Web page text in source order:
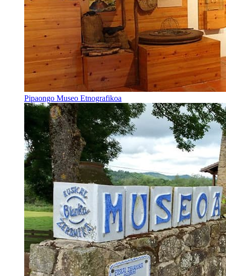
Pipaongo Museo Etnografikoa